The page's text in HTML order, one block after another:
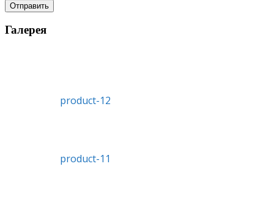
Отправить
Галерея
product-12
product-11